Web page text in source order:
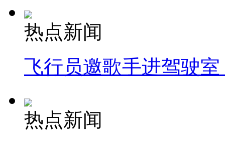
热点新闻
飞行员邀歌手进驾驶
热点新闻